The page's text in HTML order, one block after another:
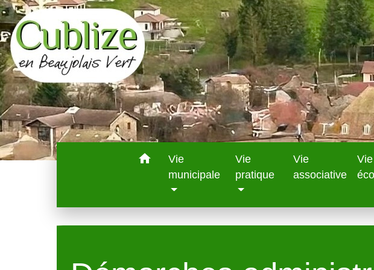
home
Vie
municipale
Vie
pratique
Vie
associative
Vie